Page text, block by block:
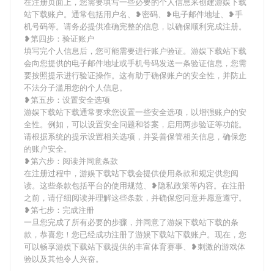
站下载账户。通常包括用户名、❥密码、❥电子邮件地址、❥手
机号码等。请务必提供准确完整的信息，以确保顺利完成注册。
❥第四步：验证账户
填写完个人信息后，您可能需要进行账户验证。游娱下载站下载
会向您提供的电子邮件地址或手机号码发送一条验证信息，您需
要按照提示进行验证操作。这有助于确保账户的安全性，并防止
不法分子滥用您的个人信息。
❥第五步：设置安全选项
游娱下载站下载通常要求您设置一些安全选项，以增强账户的安
全性。例如，可以设置安全问题和答案，启用两步验证等功能。
请根据系统的提示设置相关选项，并妥善保管相关信息，确保您
的账户安全。
❥第六步：阅读并同意条款
在注册过程中，游娱下载站下载会提供使用条款和规定供您阅
读。这些条款包括平台的使用规范、❥隐私政策等内容。在注册
之前，请仔细阅读并理解这些条款，并确保您同意并愿意遵守。
❥第七步：完成注册
一旦您完成了所有必要的步骤，并同意了游娱下载站下载的条
款，恭喜您！您已经成功注册了游娱下载站下载账户。现在，您
可以畅享游娱下载站下载提供的丰富体育赛事、❥刺激的游戏体
验以及其他令人兴奋。